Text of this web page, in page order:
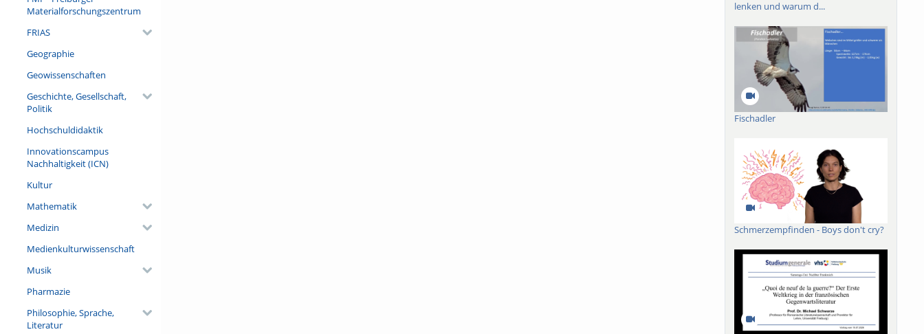
Materialforschungszentrum
FRIAS
Geographie
Geowissenschaften
Geschichte, Gesellschaft,
Politik
Hochschuldidaktik
Innovationscampus
Nachhaltigkeit (ICN)
Kultur
Mathematik
Medizin
Medienkulturwissenschaft
Musik
Pharmazie
Philosophie, Sprache,
Literatur
lenken und warum d...
Fischadler
Schmerzempfinden - Boys don't cry?